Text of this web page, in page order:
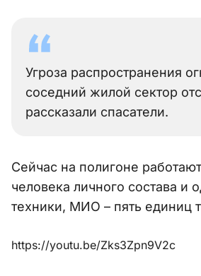
Угроза распространения
соседний жилой сектор
рассказали спасатели.
Сейчас на полигоне
человека личного состава и
техники, МИО – пять единиц
https://youtu.be/Zks3Zpn9V2c